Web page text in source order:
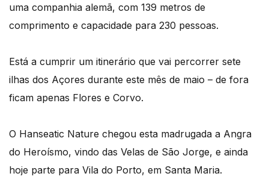
uma companhia alemã, com 139 metros de
comprimento e capacidade para 230 pessoas.
Está a cumprir um itinerário que vai percorrer sete
ilhas dos Açores durante este mês de maio – de fora
ficam apenas Flores e Corvo.
O Hanseatic Nature chegou esta madrugada a Angra
do Heroísmo, vindo das Velas de São Jorge, e ainda
hoje parte para Vila do Porto, em Santa Maria.